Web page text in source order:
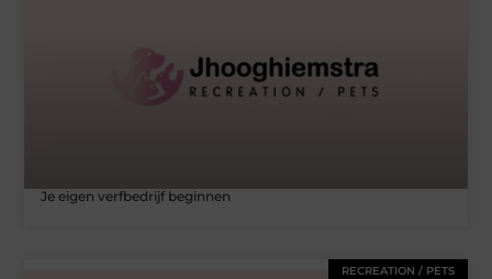
Je eigen verfbedrijf beginnen
RECREATION / PETS